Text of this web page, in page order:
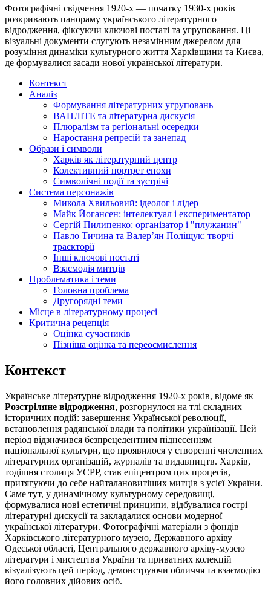
Фотографічні свідчення 1920-х — початку 1930-х років
розкривають панораму українського літературного
відродження, фіксуючи ключові постаті та угруповання. Ці
візуальні документи слугують незамінним джерелом для
розуміння динаміки культурного життя Харківщини та Києва,
де формувалися засади нової української літератури.
Контекст
Аналіз
Формування літературних угруповань
ВАПЛІТЕ та літературна дискусія
Плюралізм та регіональні осередки
Наростання репресій та занепад
Образи і символи
Харків як літературний центр
Колективний портрет епохи
Символічні події та зустрічі
Система персонажів
Микола Хвильовий: ідеолог і лідер
Майк Йогансен: інтелектуал і експериментатор
Сергій Пилипенко: організатор і "плужанин"
Павло Тичина та Валер’ян Поліщук: творчі
траєкторії
Інші ключові постаті
Взаємодія митців
Проблематика і теми
Головна проблема
Другорядні теми
Місце в літературному процесі
Критична рецепція
Оцінка сучасників
Пізніша оцінка та переосмислення
Контекст
Українське літературне відродження 1920-х років, відоме як
Розстріляне відродження, розгорнулося на тлі складних
історичних подій: завершення Української революції,
встановлення радянської влади та політики українізації. Цей
період відзначився безпрецедентним піднесенням
національної культури, що проявилося у створенні численних
літературних організацій, журналів та видавництв. Харків,
тодішня столиця УСРР, став епіцентром цих процесів,
притягуючи до себе найталановитіших митців з усієї України.
Саме тут, у динамічному культурному середовищі,
формувалися нові естетичні принципи, відбувалися гострі
літературні дискусії та закладалися основи модерної
української літератури. Фотографічні матеріали з фондів
Харківського літературного музею, Державного архіву
Одеської області, Центрального державного архіву-музею
літератури і мистецтва України та приватних колекцій
візуалізують цей період, демонструючи обличчя та взаємодію
його головних дійових осіб.